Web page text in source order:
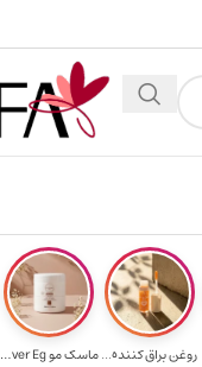
۲٪ تخفیف روی سبد خرید برای روش کارت به کارت
روغن براق کننده... ماسک مو Ever Eg...